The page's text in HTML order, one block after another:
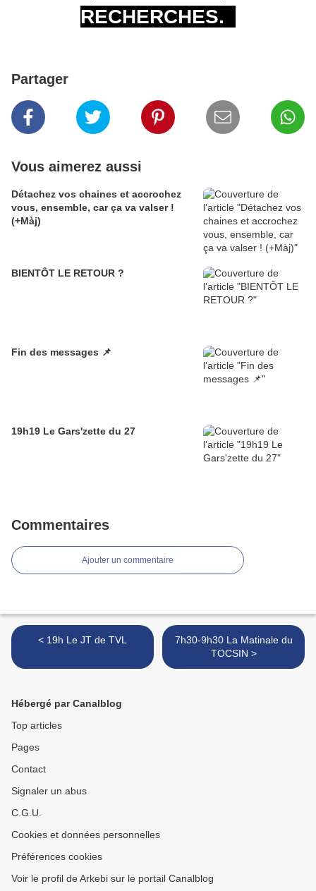
RECHERCHES.
Partager
Vous aimerez aussi
Détachez vos chaines et accrochez
vous, ensemble, car ça va valser !
(+Màj)
BIENTÔT LE RETOUR ?
Fin des messages 📌
19h19 Le Gars'zette du 27
Commentaires
Ajouter un commentaire
< 19h Le JT de TVL
7h30-9h30 La Matinale du
TOCSIN >
Hébergé par Canalblog
Top articles
Pages
Contact
Signaler un abus
C.G.U.
Cookies et données personnelles
Préférences cookies
Voir le profil de Arkebi sur le portail Canalblog